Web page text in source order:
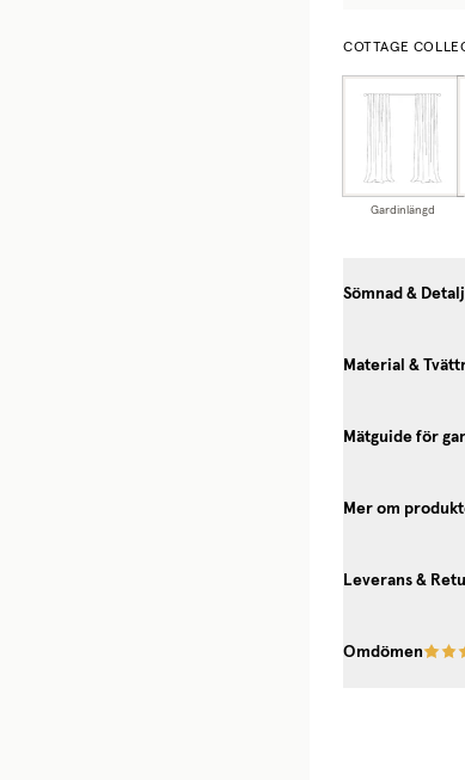
COTTAGE
Gardinlängd
Sömnad &
Material &
Mätguide för
Mer om
Leverans &
Omdömen